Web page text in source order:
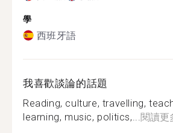
學
西班牙語
我喜歡談論的話題
Reading, culture, travelling,
learning, music, politics,... 閱讀更